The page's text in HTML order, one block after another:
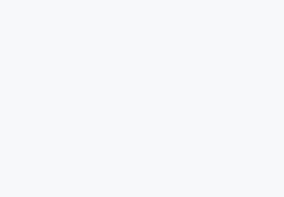
безупречно подойдут вашему